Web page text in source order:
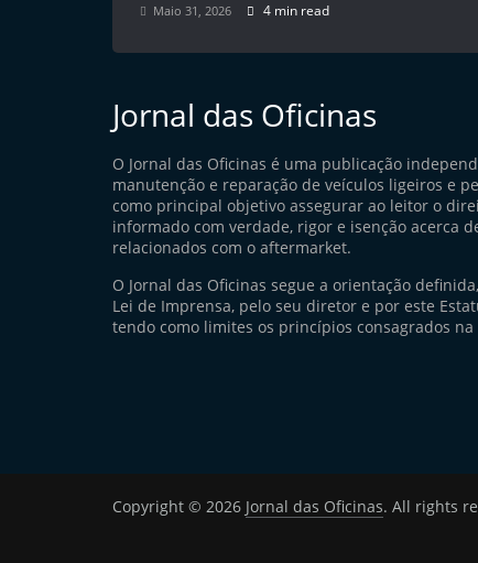
Maio 31, 2026 4 min read
Jornal das Oficinas
O Jornal das Oficinas é uma publicação
manutenção e reparação de veículos ligeiros e
como principal objetivo assegurar ao leitor o
informado com verdade, rigor e isenção acerca
relacionados com o aftermarket.
O Jornal das Oficinas segue a orientação
Lei de Imprensa, pelo seu diretor e por este
tendo como limites os princípios consagrados na
Copyright © 2026 Jornal das Oficinas. All rights